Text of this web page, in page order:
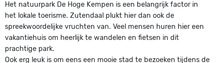
Het natuurpark De Hoge Kempen is een belangrijk factor in
het lokale toerisme. Zutendaal plukt hier dan ook de
spreekwoordelijke vruchten van. Veel mensen huren hier een
vakantiehuis om heerlijk te wandelen en fietsen in dit
prachtige park.
Ook erg leuk is om eens een mooie stad te bezoeken tijdens de